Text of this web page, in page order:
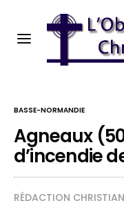
BASSE-NORMANDIE
Agneaux
d’incendie
RÉDACTION